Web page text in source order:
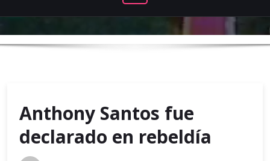
Anthony Santos fue
declarado en rebeldía